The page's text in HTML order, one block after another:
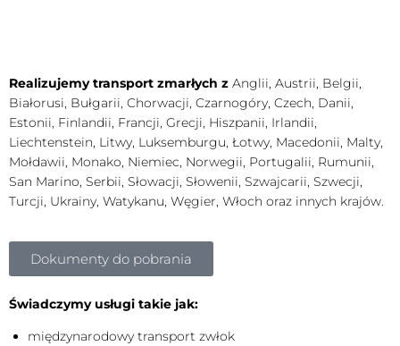
Realizujemy transport zmarłych z Anglii, Austrii, Belgii,
Białorusi, Bułgarii, Chorwacji, Czarnogóry, Czech, Danii,
Estonii, Finlandii, Francji, Grecji, Hiszpanii, Irlandii,
Liechtenstein, Litwy, Luksemburgu, Łotwy, Macedonii, Malty,
Mołdawii, Monako, Niemiec, Norwegii, Portugalii, Rumunii,
San Marino, Serbii, Słowacji, Słowenii, Szwajcarii, Szwecji,
Turcji, Ukrainy, Watykanu, Węgier, Włoch oraz innych krajów.
Dokumenty do pobrania
Świadczymy usługi takie jak:
międzynarodowy transport zwłok